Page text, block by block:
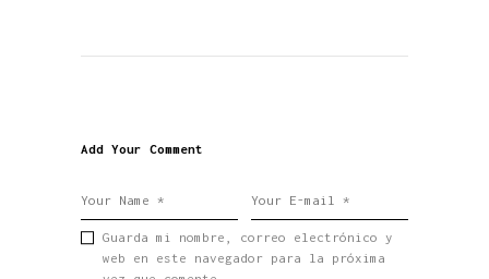
Add Your Comment
Guarda mi nombre, correo electrónico y
web en este navegador para la próxima